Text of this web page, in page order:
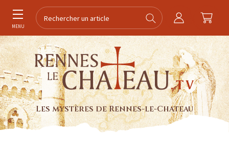
MENU
Les mystères de Rennes-le-Chateau